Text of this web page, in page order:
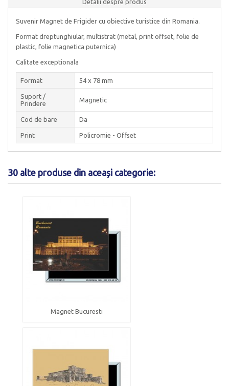
Suvenir Magnet de Frigider cu obiective turistice din Romania.
Format dreptunghiular, multistrat (metal, print offset, folie de
plastic, folie magnetica puternica)
Calitate exceptionala
Format 54 x 78 mm
Suport /
Prindere
Magnetic
Cod de bare Da
Print Policromie - Offset
30 alte produse din aceași categorie:
Magnet Bucuresti